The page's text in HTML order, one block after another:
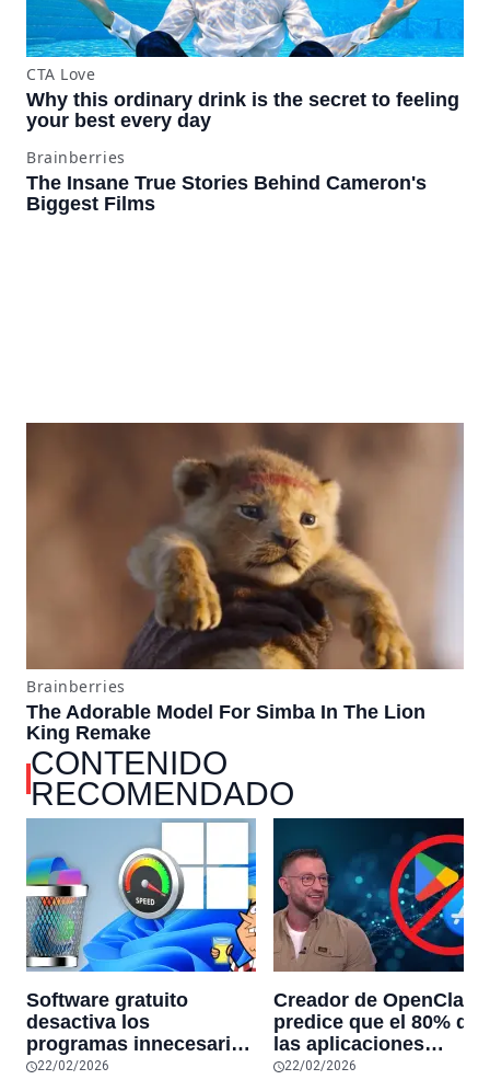
CONTENIDO
RECOMENDADO
Software gratuito
desactiva los
programas innecesarios
de Windows 11 y
22/02/2026
Creador de OpenClaw
predice que el 80% de
las aplicaciones
actuales
22/02/2026